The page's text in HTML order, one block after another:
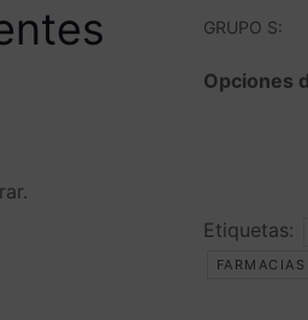
GRUPO S:
Opciones
Etiquetas: